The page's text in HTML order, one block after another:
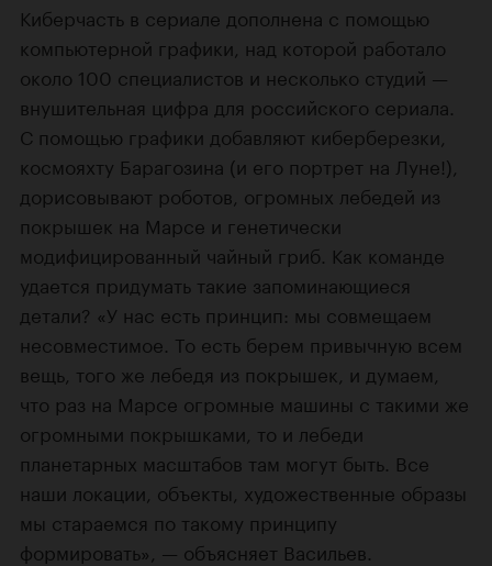
Киберчасть в сериале дополнена с помощью
компьютерной графики, над которой работало
около 100 специалистов и несколько студий —
внушительная цифра для российского сериала.
С помощью графики добавляют киберберезки,
космояхту Барагозина (и его портрет на Луне!),
дорисовывают роботов, огромных лебедей из
покрышек на Марсе и генетически
модифицированный чайный гриб. Как команде
удается придумать такие запоминающиеся
детали? «У нас есть принцип: мы совмещаем
несовместимое. То есть берем привычную всем
вещь, того же лебедя из покрышек, и думаем,
что раз на Марсе огромные машины с такими же
огромными покрышками, то и лебеди
планетарных масштабов там могут быть. Все
наши локации, объекты, художественные образы
мы стараемся по такому принципу
формировать», — объясняет Васильев.